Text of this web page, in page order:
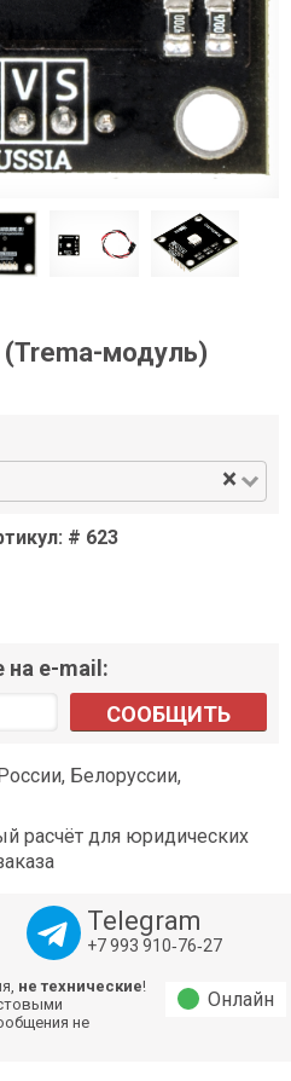
модуль)
×
# 623
на e-mail:
СООБЩИТЬ
Белоруссии,
расчёт для юридических
Telegram
+7 993 910‑76‑27
не технические!
не
Онлайн